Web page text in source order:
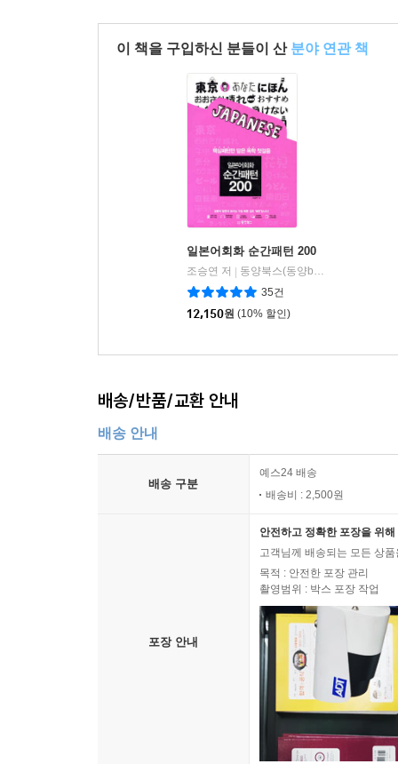
이 책을 구입하신 분들이 산 분야 연관 책
일본어회화 순간패턴 200
조승연 저
동양북스(동양books)
35건
12,150원 (10% 할인)
배송/반품/교환 안내
배송 안내
배송 구분
예스24 배송
배송비 : 2,500원
포장 안내
안전하고 정확한 포장을 위
고객님께 배송되는 모든 상
목적 : 안전한 포장 관리
촬영범위 : 박스 포장 작업